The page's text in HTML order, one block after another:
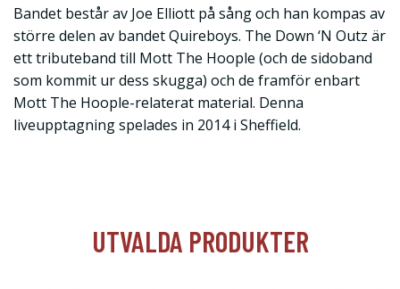
Bandet består av Joe Elliott på sång och han kompas av
större delen av bandet Quireboys. The Down ‘N Outz är
ett tributeband till Mott The Hoople (och de sidoband
som kommit ur dess skugga) och de framför enbart
Mott The Hoople-relaterat material. Denna
liveupptagning spelades in 2014 i Sheffield.
UTVALDA PRODUKTER